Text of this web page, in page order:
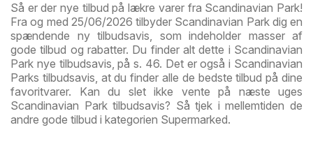
Så er der nye tilbud på lækre varer fra Scandinavian Park!
Fra og med 25/06/2026 tilbyder Scandinavian Park dig en
spændende ny tilbudsavis, som indeholder masser af
gode tilbud og rabatter. Du finder alt dette i Scandinavian
Park nye tilbudsavis, på s. 46. Det er også i Scandinavian
Parks tilbudsavis, at du finder alle de bedste tilbud på dine
favoritvarer. Kan du slet ikke vente på næste uges
Scandinavian Park tilbudsavis? Så tjek i mellemtiden de
andre gode tilbud i kategorien Supermarked.